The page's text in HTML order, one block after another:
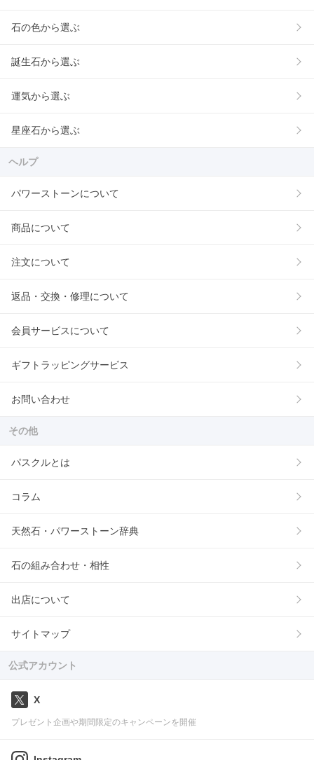
石の色から選ぶ
誕生石から選ぶ
運気から選ぶ
星座石から選ぶ
ヘルプ
パワーストーンについて
商品について
注文について
返品・交換・修理について
会員サービスについて
ギフトラッピングサービス
お問い合わせ
その他
パスクルとは
コラム
天然石・パワーストーン辞典
石の組み合わせ・相性
出店について
サイトマップ
公式アカウント
X
プレゼント企画や期間限定のキャンペーンを開催